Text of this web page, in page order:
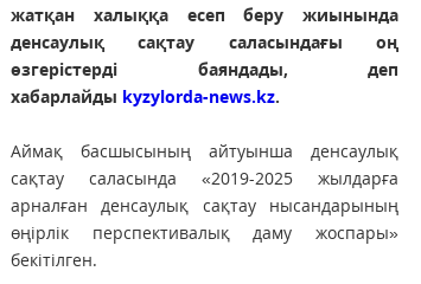
жатқан халыққа есеп беру жиынында
денсаулық сақтау саласындағы оң
өзгерістерді баяндады, деп
хабарлайды kyzylorda-news.kz.
Аймақ басшысының айтуынша денсаулық
сақтау саласында «2019-2025 жылдарға
арналған денсаулық сақтау нысандарының
өңірлік перспективалық даму жоспары»
бекітілген.